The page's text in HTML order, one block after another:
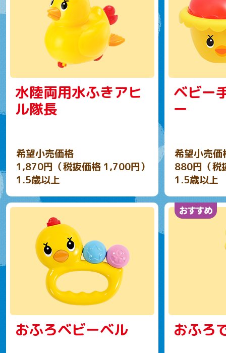
水陸両用水ふきアヒ
ル隊長
希望小売価格
1,870円（税抜価格 1,700円）
1.5歳以上
ベビー
ー
希望小売価
880円（税
1.5歳以上
おふろベビーベル おふろ